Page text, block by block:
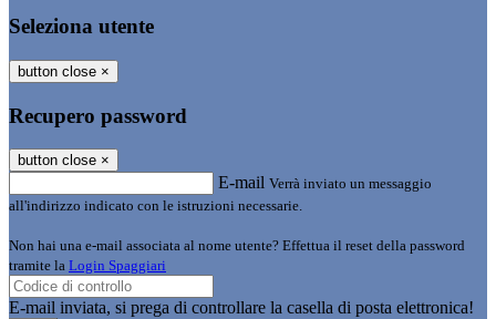
Seleziona utente
button close ×
Recupero password
button close ×
E-mail Verrà inviato un messaggio
all'indirizzo indicato con le istruzioni necessarie.
Non hai una e-mail associata al nome utente? Effettua il reset della password
tramite la Login Spaggiari
E-mail inviata, si prega di controllare la casella di posta elettronica!